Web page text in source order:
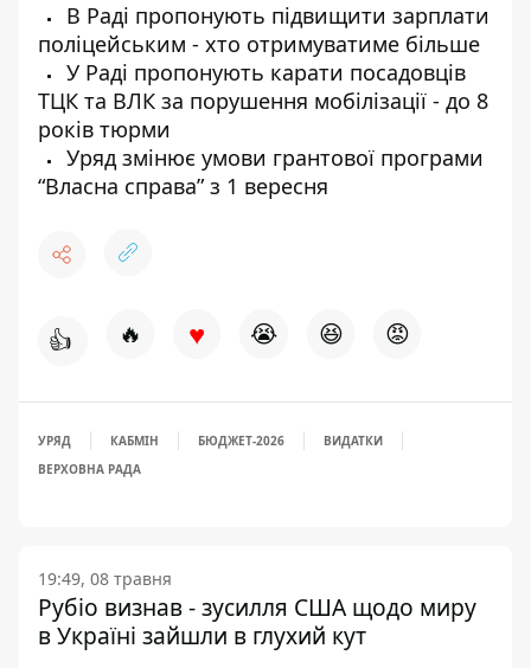
В Раді пропонують підвищити зарплати
поліцейським - хто отримуватиме більше
У Раді пропонують карати посадовців
ТЦК та ВЛК за порушення мобілізації - до 8
років тюрми
Уряд змінює умови грантової програми
“Власна справа” з 1 вересня
👍 🔥 ♥ 😭 😆 😡
УРЯД КАБМІН БЮДЖЕТ-2026
ВИДАТКИ
ВЕРХОВНА РАДА
19:49, 08 травня
Рубіо визнав - зусилля США щодо миру
в Україні зайшли в глухий кут